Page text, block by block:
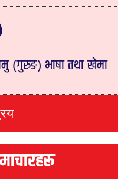
(गुरुङ) भाषा तथा खेमा